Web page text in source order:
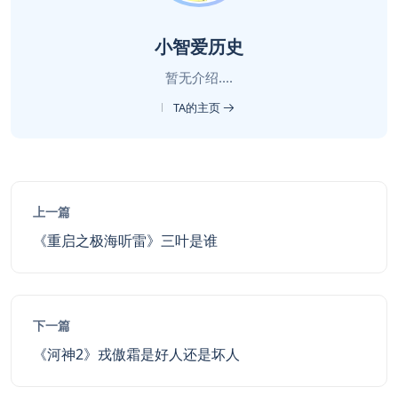
小智爱历史
暂无介绍....
TA的主页
上一篇
《重启之极海听雷》三叶是谁
下一篇
《河神2》戎傲霜是好人还是坏人